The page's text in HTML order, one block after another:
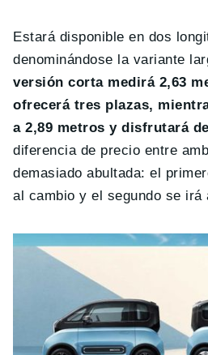
Estará disponible en dos
denominándose la variante
versión corta medirá 2,63
ofrecerá tres plazas,
a 2,89 metros y disfrutará
diferencia de precio entre
demasiado abultada: el
al cambio y el segundo se irá